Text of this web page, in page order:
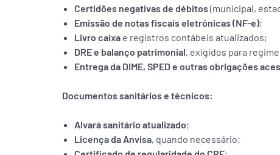
Certidões negativas de débitos(municipal,
Emissão de notas fiscais eletrônicas (NF-e);
Livro caixa e registros contábeis atualizados;
DRE e balanço patrimonial, exigidos para
Entrega da DIME, SPED e outras obrigações
Documentos sanitários e técnicos:
Alvará sanitário atualizado;
Licença da Anvisa, quando necessário;